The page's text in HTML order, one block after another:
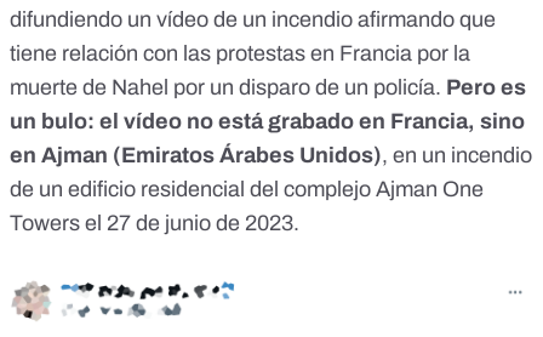
difundiendo un vídeo de un incendio afirmando que
tiene relación con las protestas en Francia por la
muerte de Nahel por un disparo de un policía. Pero es
un bulo: el vídeo no está grabado en Francia, sino
en Ajman (Emiratos Árabes Unidos), en un incendio
de un edificio residencial del complejo Ajman One
Towers el 27 de junio de 2023.